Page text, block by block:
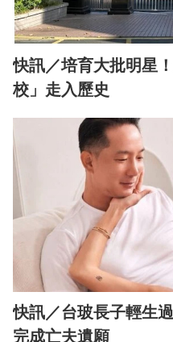
快訊／培育大批明星
校」走入歷史
快訊／台玻長子輕生
完成亡夫遺願